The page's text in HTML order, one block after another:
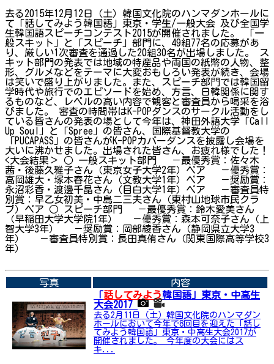
去る2015年12月12日（土）韓国文化院のハンマダンホールに
て「話してみよう韓国語」東京・学生/一般大会 及び全国学
生韓国語スピーチコンテスト2015が開催されました。 「一
般スキット」と「スピーチ」部門に、49組77名の応募があ
り、厳しい1次審査を通過した20組30名が出場しました。 ス
キット部門の発表では地域の特産品や両国の紙幣の人物、整
形、グルメなどをテーマに大変おもしろい発表が続き、会場
は笑いで盛り上がりました。また、スピーチ部門では韓国留
学時代や旅行でのエピソードを始め、方言、日韓関係に関す
るものなど、レベルの高い内容で観客と審査員から喝采を浴
びました。 審査の時間帯はK-POPダンスのサークル活動をし
ている皆さんの発表の場として今年は、神田外語大学「Call
Up Soul」と「Spree」の皆さん、国際基督教大学の
「PUCAPASS」の皆さんがK-POPカバーダンスを披露し会場を
大いに沸かせました。出場された皆さん、お疲れ様でした！
<大会結果＞ ○ 一般スキット部門 －最優秀賞：佐々木
茜・後藤久雅子さん（東京女子大学2年）ペア －優秀賞：
高岡雄大・塚本春花さん（文教大学1年）ペア －奨励賞：
永沼彩香・渡邊千晶さん（目白大学1年）ペア －審査員特
別賞：早乙女初美・中島二三夫さん（東村山地球市民クラ
ブ）ペア ○ スピーチ部門 －最優秀賞：鈴木愛美さん
（早稲田大学大学院1年） －優秀賞：森本可奈子さん（上
智大学3年） －奨励賞：岡部綾香さん（静岡県立大学3
年） －審査員特別賞：長田真侑さん（関東国際高等学校3
年）
写真
内容
「話してみよう韓国語」東京・中高生
大会2017
去る2月11日（土）韓国文化院のハンマダン
ホールにおいて今年で8回目を迎えた「話し
てみよう韓国語」東京・中高生大会2017が
開催されました。 今年度の大会にはス
キ...